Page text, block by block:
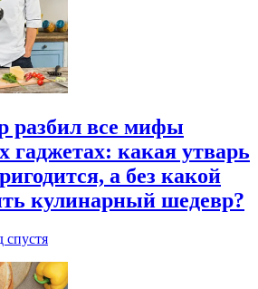
разбил все мифы
гаджетах: какая утварь
а без какой
кулинарный шедевр?
спустя